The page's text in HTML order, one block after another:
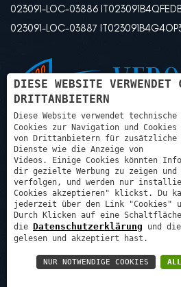
023091-LOC-03886
023091-LOC-03887
Psg progetti sviluppo gestioni srl -
VR425972
Datenschutzrichtlinie-
DIESE WEBSITE VERWENDET
DRITTANBIETERN
Diese Website verwendet technische
Cookies zur Navigation und Cookies
von Drittanbietern für zusätzliche
Dienste wie die Anzeige von
Videos. Einige Cookies könnten
dir gezielte Werbung zu zeigen
verfolgen, und werden nur
Cookies akzeptieren" klickst. Du
jederzeit über den Link "Cookies"
Durch Klicken auf eine
die Datenschutzerklärung und die
gelesen und akzeptiert hast.
NUR NOTWENDIGE COOKIES